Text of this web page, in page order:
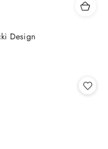
Design